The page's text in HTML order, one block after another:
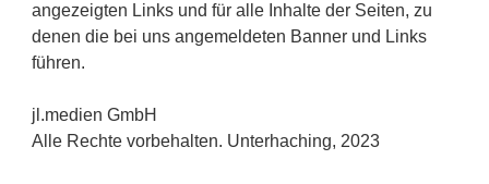
angezeigten Links und für alle Inhalte der Seiten, zu
denen die bei uns angemeldeten Banner und Links
führen.
jl.medien GmbH
Alle Rechte vorbehalten. Unterhaching, 2023